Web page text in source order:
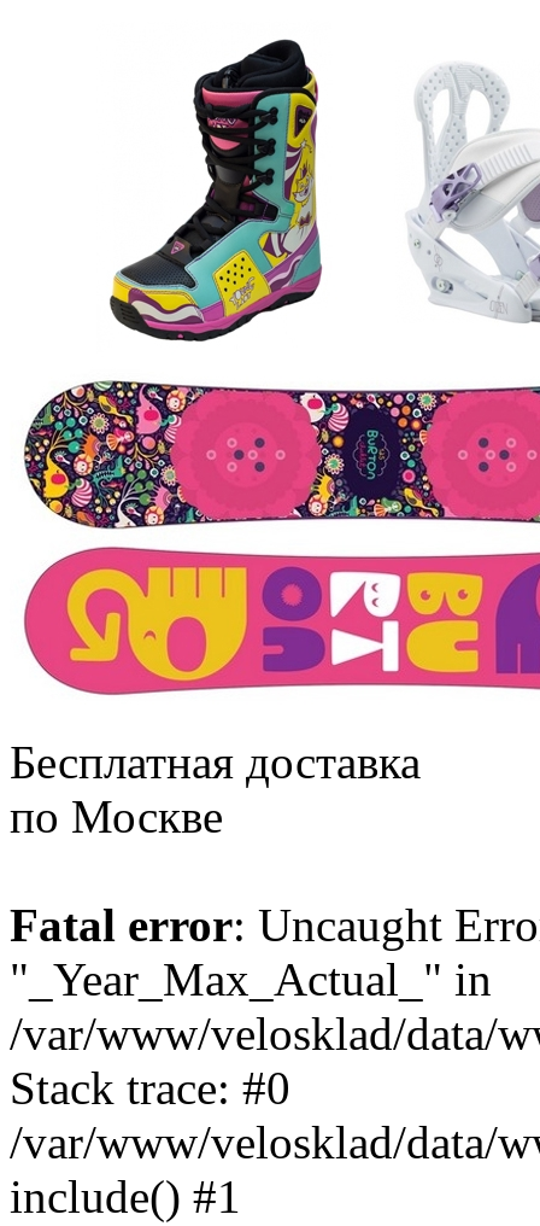
Бесплатная доставка
по Москве
Fatal error: Uncaught
"_Year_Max_Actual_" in
/var/www/velosklad/data/
Stack trace: #0
/var/www/velosklad/data/
include() #1